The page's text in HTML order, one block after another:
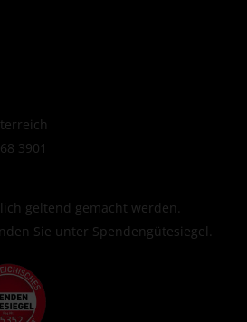
3901
geltend gemacht werden.
Sie unter Spendengütesiegel.